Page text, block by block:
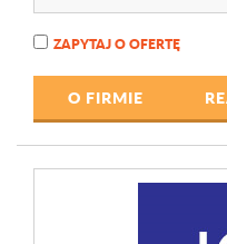
ZAPYTAJ O OFERTĘ
O FIRMIE